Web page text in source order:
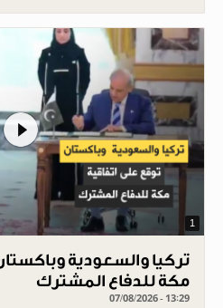
1
تركيا والسعودية
مكة للدفاع المشترك
07/08/2026 - 13:29